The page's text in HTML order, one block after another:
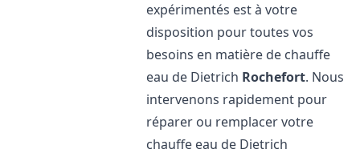
expérimentés est à votre
disposition pour toutes vos
besoins en matière de chauffe
eau de Dietrich Rochefort. Nous
intervenons rapidement pour
réparer ou remplacer votre
chauffe eau de Dietrich